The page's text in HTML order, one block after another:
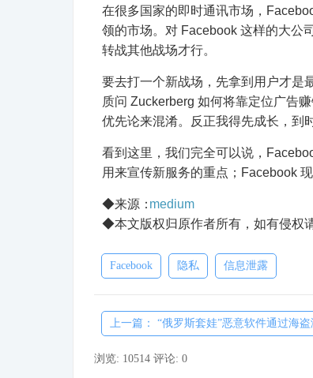
在很多国家的即时通讯市场，
领的市场。对 Facebook 这样的大公
转战其他战场才行。
要去打一个新战场，先拿到用户才是
质问 Zuckerberg 如何将靠定位广告
优先论来混淆。反正我得先成长，到
看到这里，我们完全可以说，
用来宣传新服务的重点；Facebook
◆来源： medium
◆本文版权归原作者所有，如有侵权
Facebook 隐私 信息泄露
上一篇： “俄罗斯套娃”恶意软件通过
浏览: 10514 评论: 0